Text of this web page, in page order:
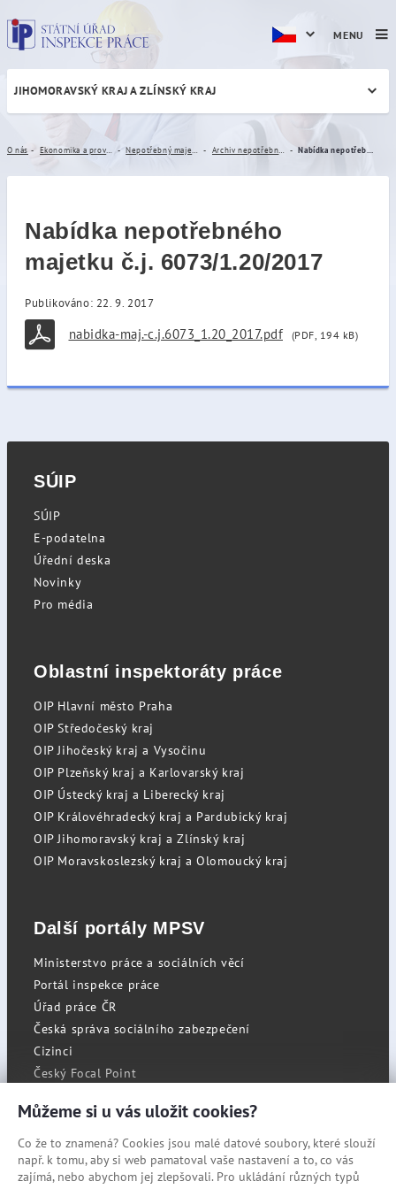
Nabídka nepotřebného
JIHOMORAVSKÝ KRAJ A ZLÍNSKÝ KRAJ
O nás
Nabídka nepotřebného
majetku č.j. 6073/1.20/2017
Publikováno: 22. 9. 2017
nabidka-maj.-c.j.6073_1.20_2017.pdf (PDF, 194 kB)
MENU
SÚIP
SÚIP
E-podatelna
Úřední deska
Novinky
Pro média
Oblastní inspektoráty práce
OIP Hlavní město Praha
OIP Středočeský kraj
OIP Jihočeský kraj a Vysočinu
OIP Plzeňský kraj a Karlovarský kraj
OIP Ústecký kraj a Liberecký kraj
OIP Královéhradecký kraj a Pardubický kraj
OIP Jihomoravský kraj a Zlínský kraj
OIP Moravskoslezský kraj a Olomoucký kraj
Další portály MPSV
Ministerstvo práce a sociálních věcí
Portál inspekce práce
Úřad práce ČR
Česká správa sociálního zabezpečení
Cizinci
Český Focal Point
RSS
Cookies
Můžeme si u vás uložit cookies?
Co že to znamená? Cookies jsou malé datové soubory, které slouží
např. k tomu, aby si web pamatoval vaše nastavení a to, co vás
zajímá, nebo abychom jej zlepšovali. Pro ukládání různých typů